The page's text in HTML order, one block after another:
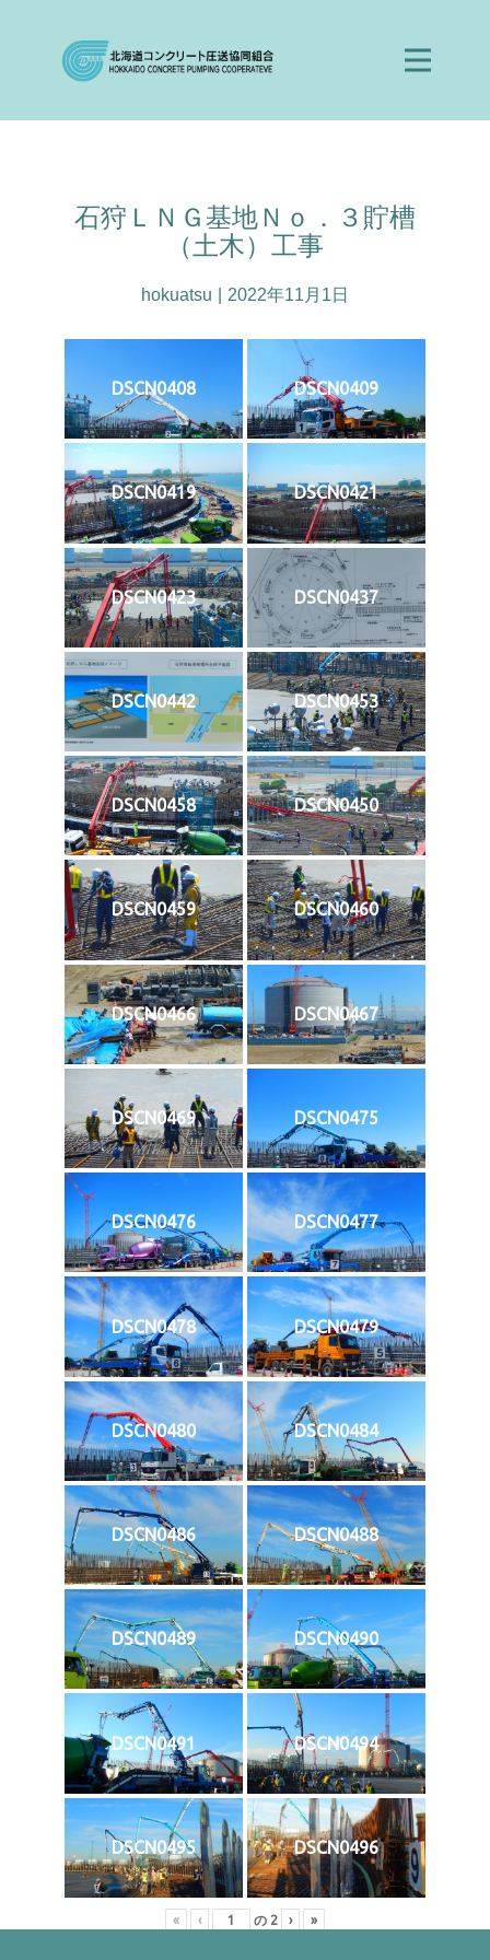
石狩ＬＮＧ基地Ｎｏ．３貯槽
（土木）工事
hokuatsu 2022年11月1日
DSCN0408 DSCN0409
DSCN0419 DSCN0421
DSCN0423 DSCN0437
DSCN0442 DSCN0453
DSCN0458 DSCN0450
DSCN0459 DSCN0460
DSCN0466 DSCN0467
DSCN0469 DSCN0475
DSCN0476 DSCN0477
DSCN0478 DSCN0479
DSCN0480 DSCN0484
DSCN0486 DSCN0488
DSCN0489 DSCN0490
DSCN0491 DSCN0494
DSCN0495 DSCN0496
« ‹ の 2 › »